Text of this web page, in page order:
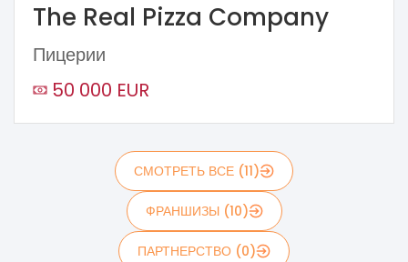
The Real Pizza Company
Пицерии
50 000 EUR
СМОТРЕТЬ ВСЕ (11)
ФРАНШИЗЫ (10)
ПАРТНЕРСТВО (0)